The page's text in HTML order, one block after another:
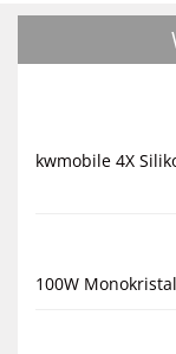
kwmobile 4X
100W